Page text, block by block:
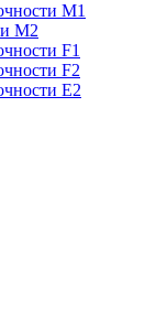
M1
M2
F1
F2
E2